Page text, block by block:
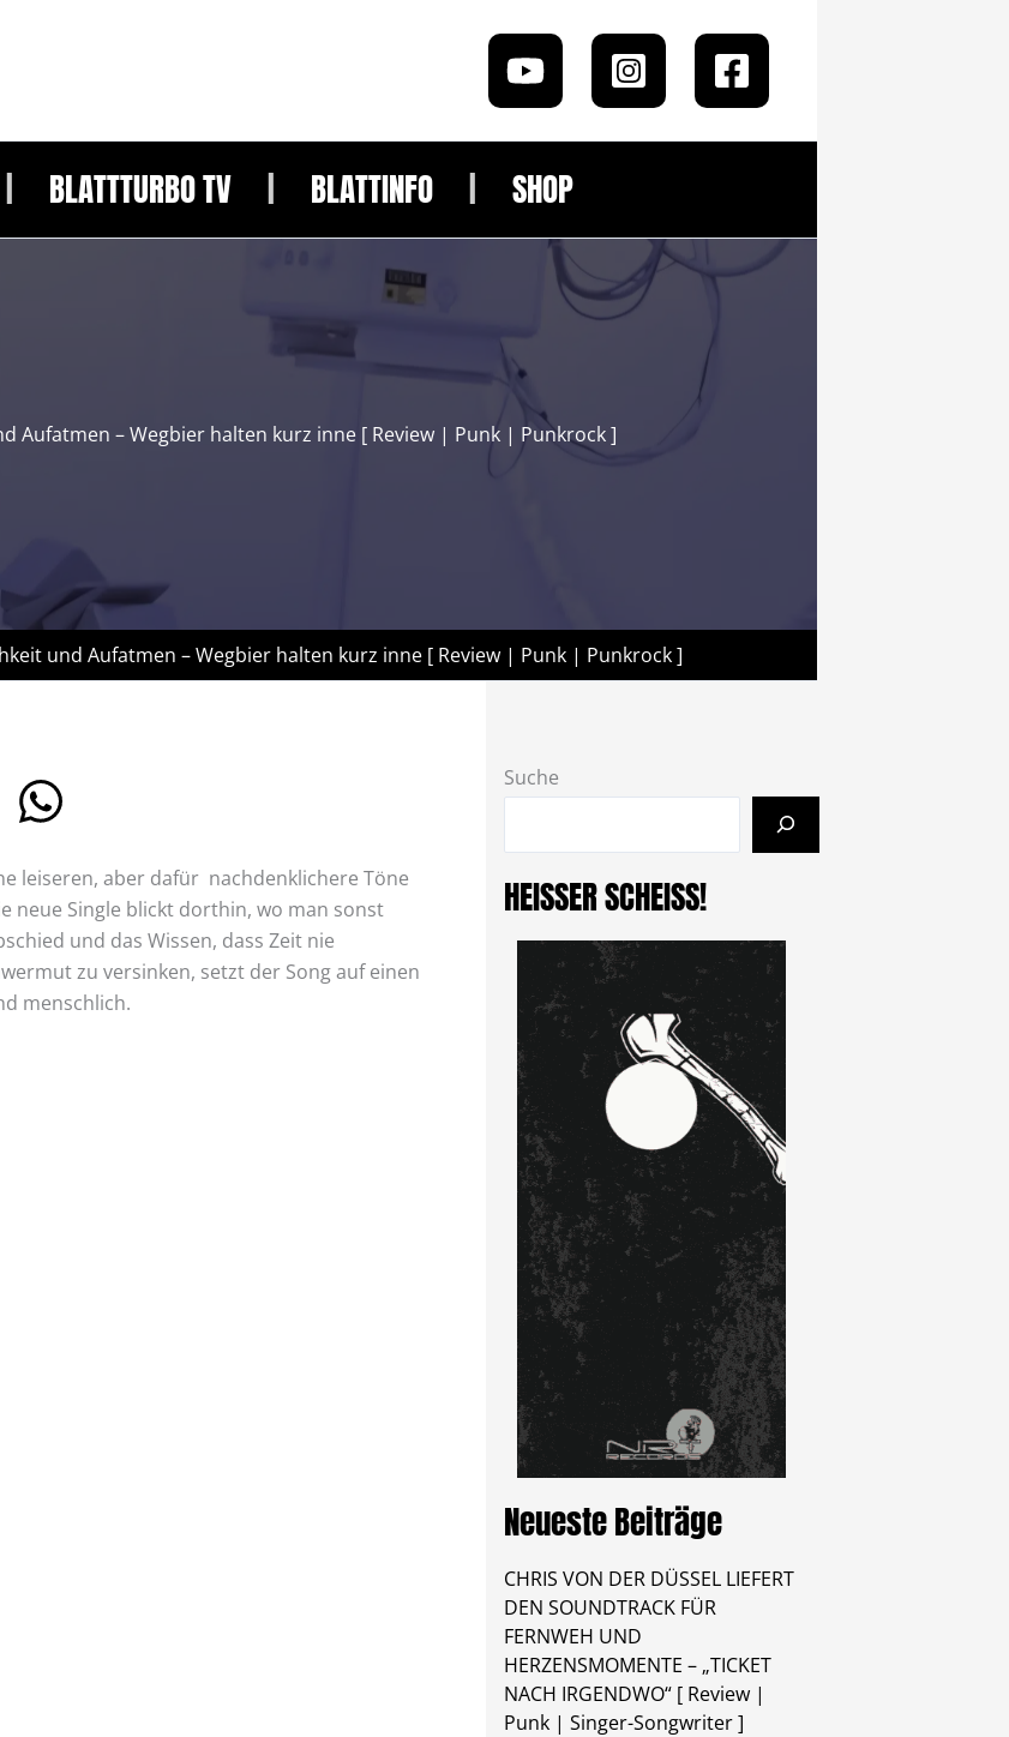
BLATTTURBO TV BLATTINFO SHOP
Aufatmen – Wegbier halten kurz inne [ Review | Punk | Punkrock ]
und Aufatmen – Wegbier halten kurz inne [ Review | Punk | Punkrock ]
leiseren, aber dafür nachdenklichere Töne
neue Single blickt dorthin, wo man sonst
und das Wissen, dass Zeit nie
zu versinken, setzt der Song auf einen
menschlich.
Suche
HEISSER SCHEISS!
Neueste Beiträge
CHRIS VON DER DÜSSEL LIEFERT
DEN SOUNDTRACK FÜR
FERNWEH UND
HERZENSMOMENTE – „TICKET
NACH IRGENDWO“ [ Review |
Punk | Singer-Songwriter ]